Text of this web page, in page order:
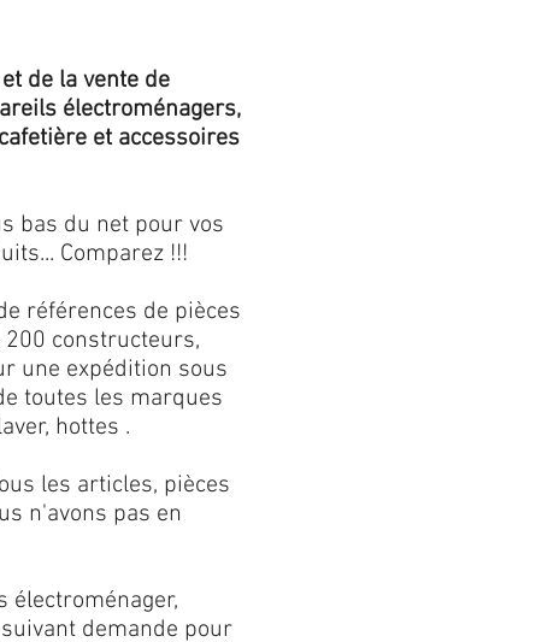
de la vente de
électroménagers,
et accessoires
bas du net pour vos
Comparez !!!
références de pièces
constructeurs,
une expédition sous
toutes les marques
hottes .
les articles, pièces
n'avons pas en
électroménager,
demande pour